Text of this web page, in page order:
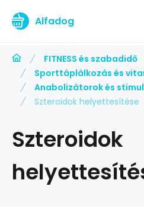
Alfadog
FITNESS és szabadidő
Sporttáplálkozás és
Anabolizátorok és
Szteroidok helyettesítése
Szteroidok